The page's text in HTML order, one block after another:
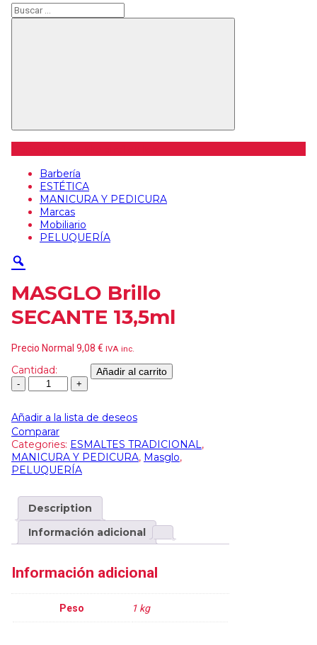
Buscar
Barbería
ESTÉTICA
MANICURA Y PEDICURA
Marcas
Mobiliario
PELUQUERÍA
MASGLO Brillo
SECANTE 13,5ml
Precio Normal 9,08 € IVA inc.
Cantidad: Añadir al carrito
Añadir a la lista de deseos
Comparar
Categories: ESMALTES TRADICIONAL ,
MANICURA Y PEDICURA, Masglo,
PELUQUERÍA
Description
Información adicional
Información adicional
Peso 1 kg